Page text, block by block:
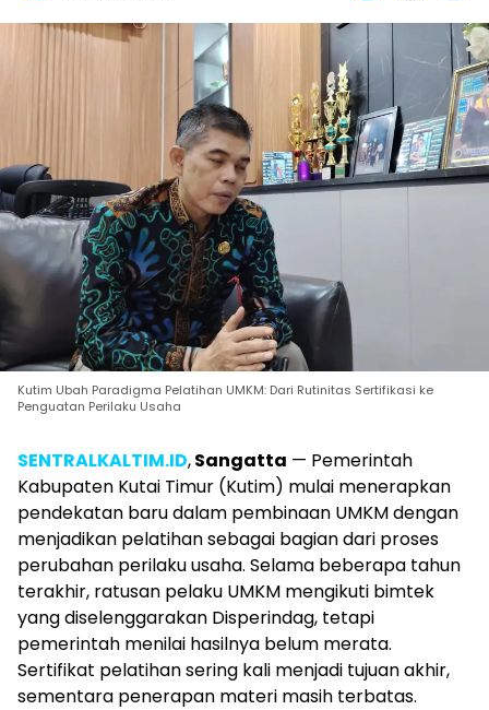
Kutim Ubah Paradigma Pelatihan UMKM: Dari Rutinitas Sertifikasi ke
Penguatan Perilaku Usaha
SENTRALKALTIM.ID,Sangatta — Pemerintah
Kabupaten Kutai Timur (Kutim) mulai menerapkan
pendekatan baru dalam pembinaan UMKM dengan
menjadikan pelatihan sebagai bagian dari proses
perubahan perilaku usaha. Selama beberapa tahun
terakhir, ratusan pelaku UMKM mengikuti bimtek
yang diselenggarakan Disperindag, tetapi
pemerintah menilai hasilnya belum merata.
Sertifikat pelatihan sering kali menjadi tujuan akhir,
sementara penerapan materi masih terbatas.